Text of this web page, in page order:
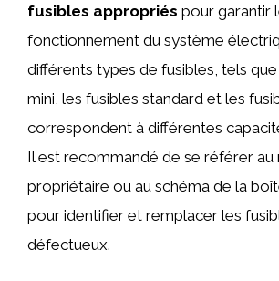
fusibles appropriés pour garantir
fonctionnement du système
différents types de fusibles, tels
mini, les fusibles standard et les
correspondent à différentes
Il est recommandé de se référer au
propriétaire ou au schéma de la
pour identifier et remplacer les
défectueux.